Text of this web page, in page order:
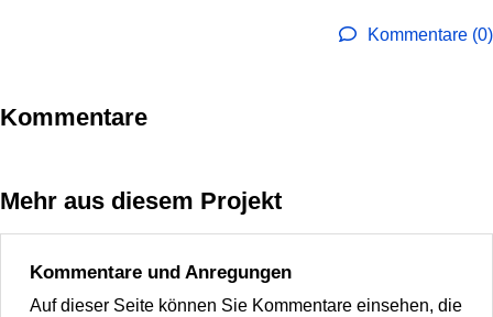
Kommentare (0)
Kommentare
Mehr aus diesem Projekt
Kommentare und Anregungen
Auf dieser Seite können Sie Kommentare einsehen, die